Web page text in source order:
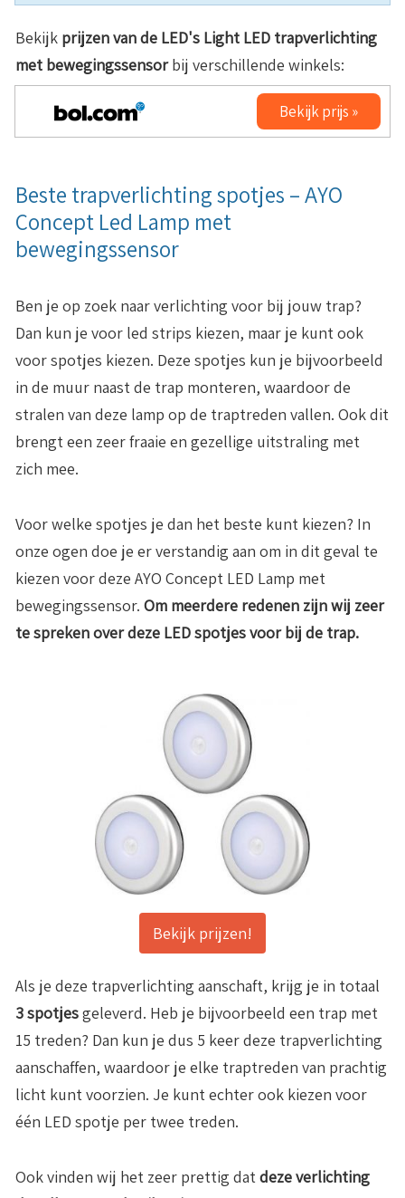
Bekijk prijzen van de LED's Light LED trapverlichting
met bewegingssensorbij verschillende winkels:
Bekijk prijs »
Beste trapverlichting spotjes – AYO
Concept Led Lamp met
bewegingssensor
Ben je op zoek naar verlichting voor bij jouw trap?
Dan kun je voor led strips kiezen, maar je kunt ook
voor spotjes kiezen. Deze spotjes kun je bijvoorbeeld
in de muur naast de trap monteren, waardoor de
stralen van deze lamp op de traptreden vallen. Ook dit
brengt een zeer fraaie en gezellige uitstraling met
zich mee.
Voor welke spotjes je dan het beste kunt kiezen? In
onze ogen doe je er verstandig aan om in dit geval te
kiezen voor deze AYO Concept LED Lamp met
bewegingssensor. Om meerdere redenen zijn wij zeer
te spreken over deze LED spotjes voor bij de trap.
Bekijk prijzen!
Als je deze trapverlichting aanschaft, krijg je in totaal
3 spotjesgeleverd. Heb je bijvoorbeeld een trap met
15 treden? Dan kun je dus 5 keer deze trapverlichting
aanschaffen, waardoor je elke traptreden van prachtig
licht kunt voorzien. Je kunt echter ook kiezen voor
één LED spotje per twee treden.
Ook vinden wij het zeer prettig datdeze verlichting